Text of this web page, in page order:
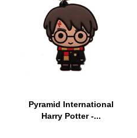
Pyramid International
Harry Potter -...